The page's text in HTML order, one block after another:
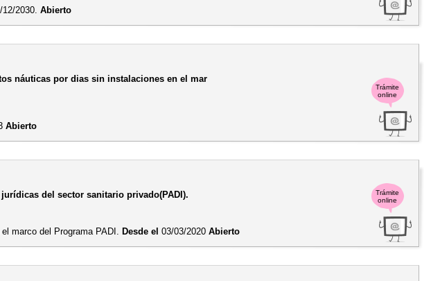
12/2030.Abierto
Trámite
online
náuticas por dias sin instalaciones en el mar
Abierto
Trámite
online
del sector sanitario privado(PADI).
marco del Programa PADI. Desde el 03/03/2020Abierto